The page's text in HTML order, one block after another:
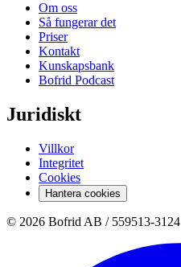
Om oss
Så fungerar det
Priser
Kontakt
Kunskapsbank
Bofrid Podcast
Juridiskt
Villkor
Integritet
Cookies
Hantera cookies
© 2026 Bofrid AB / 559513-3124